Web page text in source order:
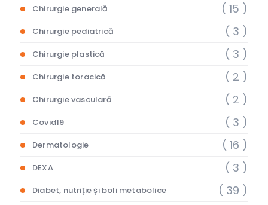
Chirurgie generală ( 15 )
Chirurgie pediatrică ( 3 )
Chirurgie plastică ( 3 )
Chirurgie toracică ( 2 )
Chirurgie vasculară ( 2 )
Covid19 ( 3 )
Dermatologie ( 16 )
DEXA ( 3 )
Diabet, nutriție și boli metabolice ( 39 )